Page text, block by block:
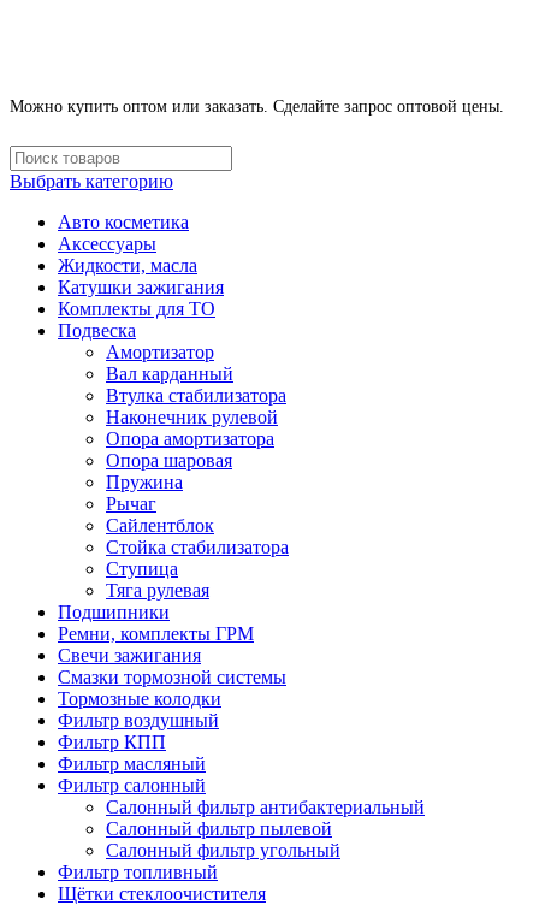
Можно купить оптом или заказать. Сделайте запрос оптовой цены.
Выбрать категорию
Авто косметика
Аксессуары
Жидкости, масла
Катушки зажигания
Комплекты для ТО
Подвеска
Амортизатор
Вал карданный
Втулка стабилизатора
Наконечник рулевой
Опора амортизатора
Опора шаровая
Пружина
Рычаг
Сайлентблок
Стойка стабилизатора
Ступица
Тяга рулевая
Подшипники
Ремни, комплекты ГРМ
Свечи зажигания
Смазки тормозной системы
Тормозные колодки
Фильтр воздушный
Фильтр КПП
Фильтр масляный
Фильтр салонный
Салонный фильтр антибактериальный
Салонный фильтр пылевой
Салонный фильтр угольный
Фильтр топливный
Щётки стеклоочистителя